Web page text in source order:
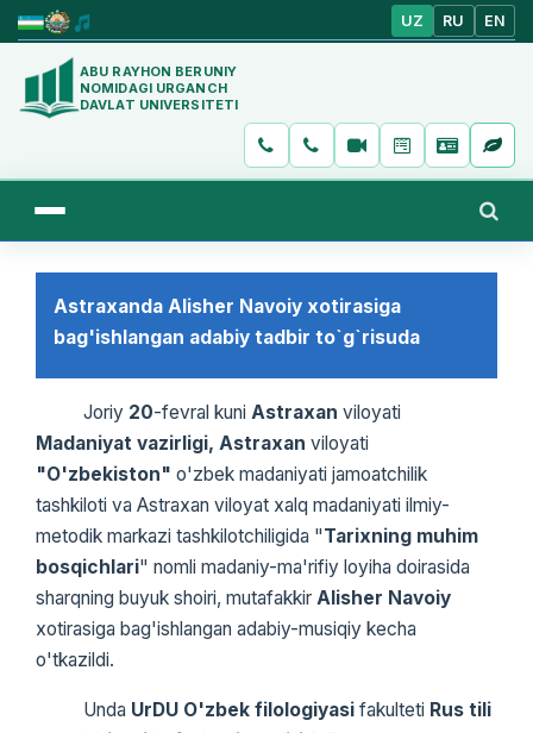
UZ RU EN
ABU RAYHON BERUNIY
NOMIDAGI URGANCH
DAVLAT UNIVERSITETI
Astraxanda Alisher Navoiy xotirasiga
bag'ishlangan adabiy tadbir to`g`risuda
Joriy 20-fevral kuni Astraxan viloyati
Madaniyat vazirligi, Astraxan viloyati
"O'zbekiston" o'zbek madaniyati jamoatchilik
tashkiloti va Astraxan viloyat xalq madaniyati ilmiy-
metodik markazi tashkilotchiligida "Tarixning muhim
bosqichlari" nomli madaniy-ma'rifiy loyiha doirasida
sharqning buyuk shoiri, mutafakkir Alisher Navoiy
xotirasiga bag'ishlangan adabiy-musiqiy kecha
o'tkazildi.
Unda UrDU O'zbek filologiyasi fakulteti Rus tili